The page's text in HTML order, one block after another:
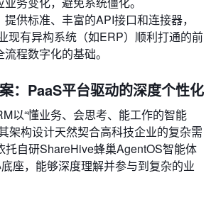
提供标准、丰富的API接口和连接器，
现有异构系统（如ERP）顺利打通的前
程数字化的基础。
：PaaS平台驱动的深度个性化
以“懂业务、会思考、能工作的智能
架构设计天然契合高科技企业的复杂需
托自研ShareHive蜂巢AgentOS智能体
座，能够深度理解并参与到复杂的业